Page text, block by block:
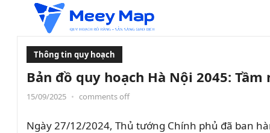
Thông tin quy hoạch
Bản đồ quy hoạch Hà Nội 2045:
15/09/2025 • comments off
Ngày 27/12/2024, Thủ tướng Chính phủ đã ban